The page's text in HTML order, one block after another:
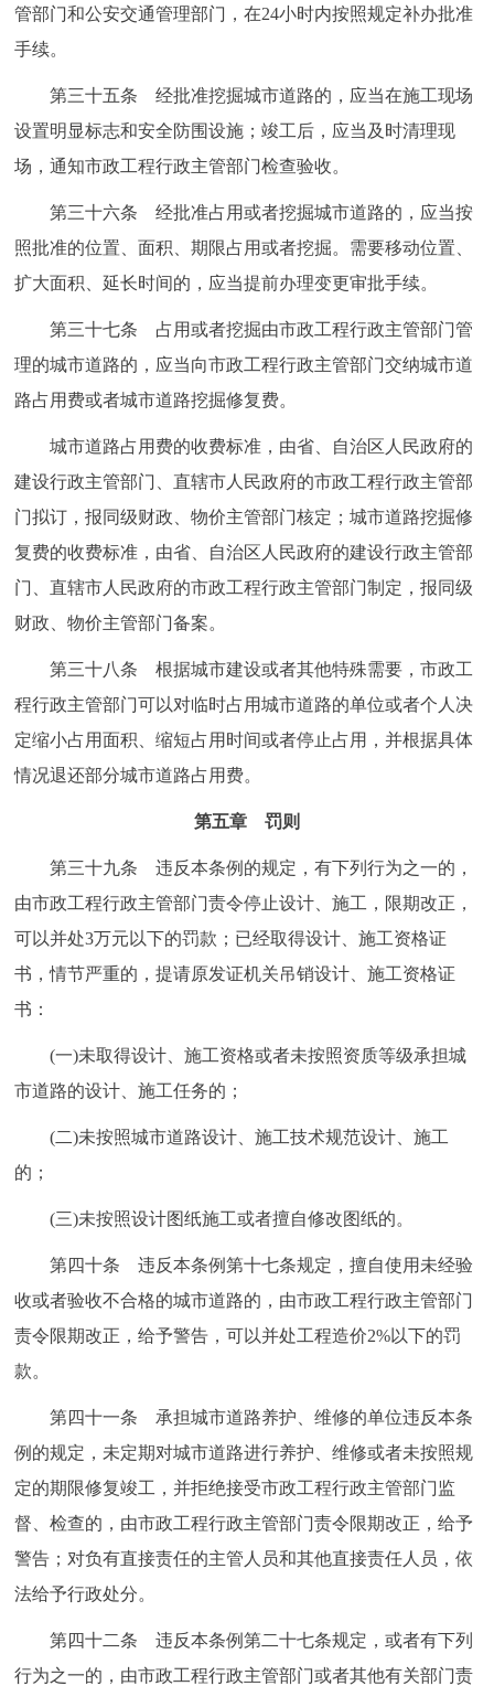
管部门和公安交通管理部门，在24小时内按照规定补办批准
手续。
第三十五条 经批准挖掘城市道路的，应当在施工现场
设置明显标志和安全防围设施；竣工后，应当及时清理现
场，通知市政工程行政主管部门检查验收。
第三十六条 经批准占用或者挖掘城市道路的，应当按
照批准的位置、面积、期限占用或者挖掘。需要移动位置、
扩大面积、延长时间的，应当提前办理变更审批手续。
第三十七条 占用或者挖掘由市政工程行政主管部门管
理的城市道路的，应当向市政工程行政主管部门交纳城市道
路占用费或者城市道路挖掘修复费。
城市道路占用费的收费标准，由省、自治区人民政府的
建设行政主管部门、直辖市人民政府的市政工程行政主管部
门拟订，报同级财政、物价主管部门核定；城市道路挖掘修
复费的收费标准，由省、自治区人民政府的建设行政主管部
门、直辖市人民政府的市政工程行政主管部门制定，报同级
财政、物价主管部门备案。
第三十八条 根据城市建设或者其他特殊需要，市政工
程行政主管部门可以对临时占用城市道路的单位或者个人决
定缩小占用面积、缩短占用时间或者停止占用，并根据具体
情况退还部分城市道路占用费。
第五章 罚则
第三十九条 违反本条例的规定，有下列行为之一的，
由市政工程行政主管部门责令停止设计、施工，限期改正，
可以并处3万元以下的罚款；已经取得设计、施工资格证
书，情节严重的，提请原发证机关吊销设计、施工资格证
书：
(一)未取得设计、施工资格或者未按照资质等级承担城
市道路的设计、施工任务的；
(二)未按照城市道路设计、施工技术规范设计、施工
的；
(三)未按照设计图纸施工或者擅自修改图纸的。
第四十条 违反本条例第十七条规定，擅自使用未经验
收或者验收不合格的城市道路的，由市政工程行政主管部门
责令限期改正，给予警告，可以并处工程造价2%以下的罚
款。
第四十一条 承担城市道路养护、维修的单位违反本条
例的规定，未定期对城市道路进行养护、维修或者未按照规
定的期限修复竣工，并拒绝接受市政工程行政主管部门监
督、检查的，由市政工程行政主管部门责令限期改正，给予
警告；对负有直接责任的主管人员和其他直接责任人员，依
法给予行政处分。
第四十二条 违反本条例第二十七条规定，或者有下列
行为之一的，由市政工程行政主管部门或者其他有关部门责